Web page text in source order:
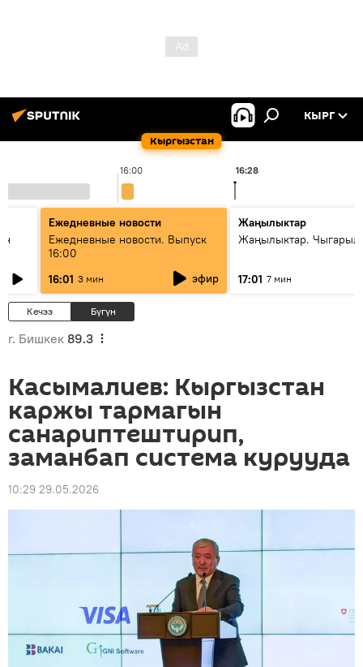
Кыргызстан
КЫРГ
16:00 16:28
Ежедневные новости
Ежедневные новости. Выпуск
16:00
16:01 3 мин эфир
Жаңылыктар
Жаңылыктар.
17:01 7 мин
Кечээ Бүгүн
г. Бишкек 89.3
Касымалиев: Кыргызстан
каржы тармагын
санариптештирип,
заманбап система курууда
10:29 29.05.2026